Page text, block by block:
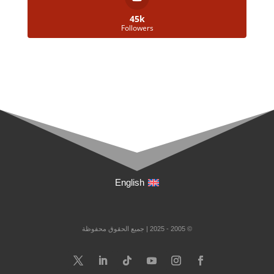
45k
Followers
English
© 2005 - 2025 | جميع الحقوق محفوظة